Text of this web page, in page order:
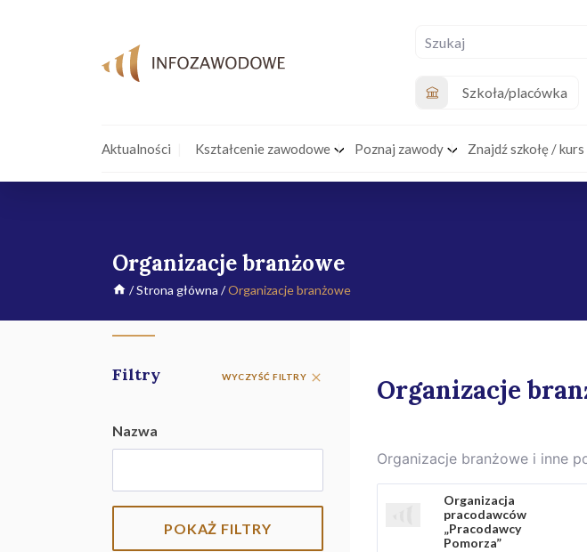
Szkoła/placówka
Aktualności Kształcenie zawodowe Poznaj zawody Znajdź szkołę / kurs
Organizacje branżowe
/Strona główna /Organizacje branżowe
Filtry WYCZYŚĆ FILTRY
Nazwa
POKAŻ FILTRY
Organizacje
Organizacje branżowe i inne
Organizacja
pracodawców
„Pracodawcy
Pomorza”